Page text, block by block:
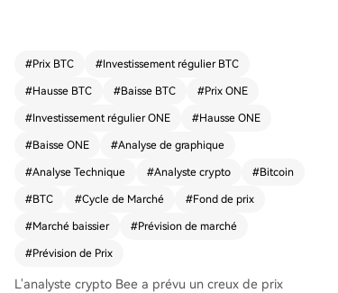
035 $, ce qui représenterait une chute de plus d
onnement s'appuie sur l'observation de canaux
ascendants dans un canal descendant plus larg
s un premier repli à 82 167 $, Bitcoin a connu un
rallye jusqu'à environ 97 855 $ avant une chute s
évère vers 59 900 $ en février 2026 – niveau qu
nt rejet autour de 83 000 $ confirmerait, pour Be
e, la formation d'un plus bas prochain. Il note qu
#Prix BTC #Investissement régulier BTC
#Hausse BTC #Baisse BTC #Prix ONE
#Investissement régulier ONE #Hausse ONE
#Baisse ONE #Analyse de graphique
#Analyse Technique #Analyste crypto #Bitcoin
#BTC #Cycle de Marché #Fond de prix
#Marché baissier #Prévision de marché
#Prévision de Prix
L'analyste crypto Bee a prévu un creux de prix